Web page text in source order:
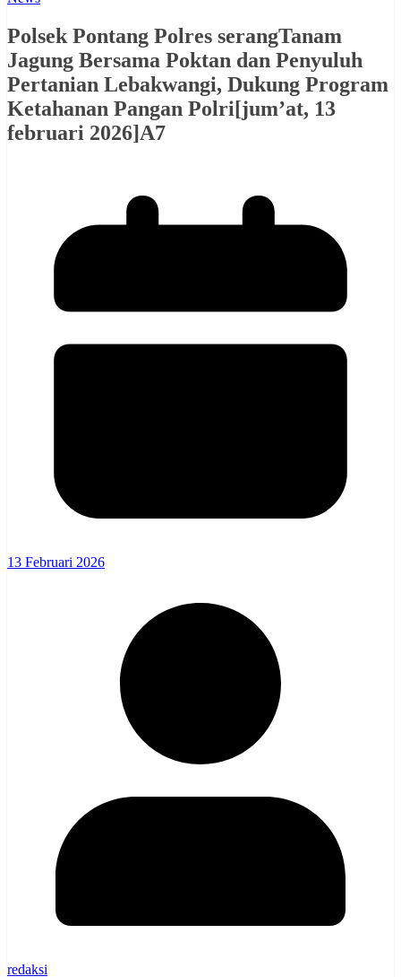
Polsek Pontang Polres serangTanam
Jagung Bersama Poktan dan Penyuluh
Pertanian Lebakwangi, Dukung Program
Ketahanan Pangan Polri[jum’at, 13
februari 2026]A7
13 Februari 2026
redaksi